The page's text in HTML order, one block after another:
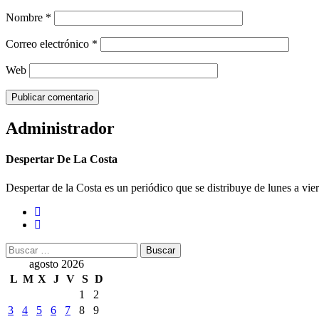
Nombre *
Correo electrónico *
Web
Administrador
Despertar De La Costa
Despertar de la Costa es un periódico que se distribuye de lunes a
Buscar:
agosto 2026
L M X J V S D
1
2
3
4 5 6 7 8
9